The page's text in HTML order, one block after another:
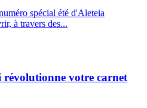
spécial été d'Aleteia
à travers des...
votre carnet